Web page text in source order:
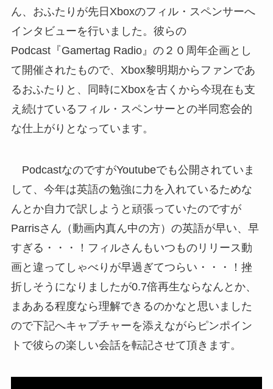
ん、おふたりが先日Xboxのフィル・スペンサーへ
インタビューを行いました。彼らの
Podcast『Gamertag Radio』の２０周年企画とし
て開催されたもので、Xbox黎明期からファンであ
るおふたりと、同時にXboxを古くから今現在も支
え続けているフィル・スペンサーとの半同窓会的
な仕上がりとなっています。
PodcastなのですがYoutubeでも公開されていま
して、今年は英語の勉強に力を入れているためな
んとか自力で訳しようと頑張っていたのですが
Parrisさん（動画内真ん中の方）の英語が早い、早
すぎる・・・！フィルさんもいつものリリース動
画と違ってしゃべりが早過ぎてつらい・・・！挫
折しそうになりましたが0.7倍再生ならなんとか、
まあある程度なら理解できるのかなと思いました
ので下記へキャプチャーを添えながらピンポイン
トで彼らの楽しい会話を転記させて頂きます。